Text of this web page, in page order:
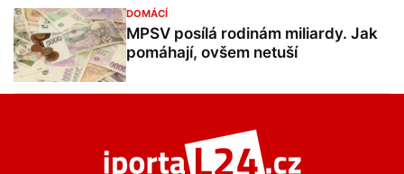
DOMÁCÍ
MPSV posílá rodinám miliardy. Jak
pomáhají, ovšem netuší